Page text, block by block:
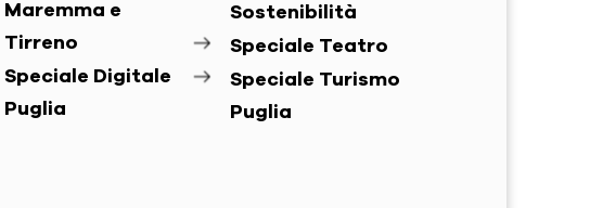
Maremma e
Tirreno
Speciale Digitale
Puglia
Sostenibilità
Speciale Teatro
Speciale Turismo
Puglia